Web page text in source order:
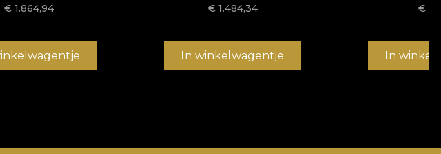
€ 1.864,94 € 1.484,34
In winkelwagentje
€
In